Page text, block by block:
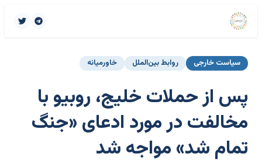
سیاست خارجی روابط بین‌الملل خاورمیانه
پس از حملات خلیج، روبیو با
مخالفت در مورد ادعای «جنگ
تمام شد» مواجه شد